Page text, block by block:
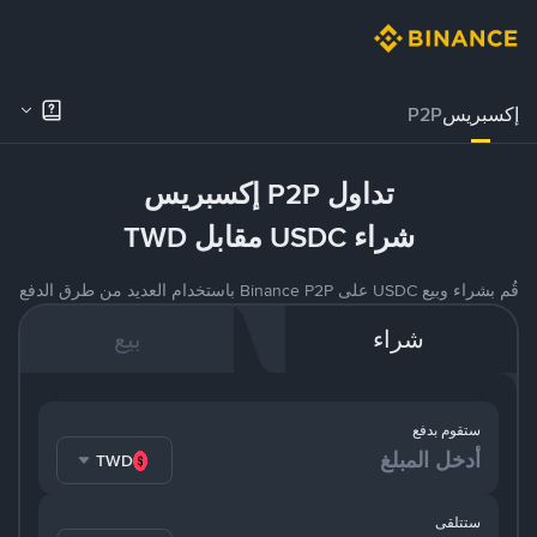
إكسبريسP2P
تداول P2P إكسبريس
شراء USDC مقابل TWD
قُم بشراء وبيع USDC على Binance P2P باستخدام العديد من طرق الدفع
شراء بيع
ستقوم بدفع
TWD
ستتلقى